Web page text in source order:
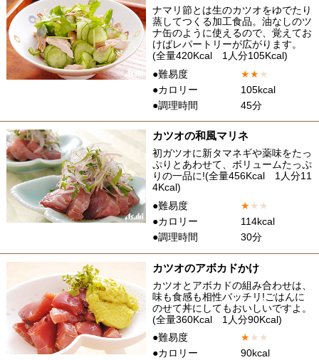
ナマリ節とは生のカツオをゆでたり
蒸してつくる加工食品。油なしのツ
ナ缶のように使えるので、覚えてお
けばレパートリーが広がります。
(全量420Kcal 1人分105Kcal)
●難易度
★★★
●カロリー
105kcal
●調理時間
45分
カツオの和風マリネ
初ガツオに新タマネギや薬味をたっ
ぷりとあわせて、ボリュームたっぷ
りの一品に!(全量456Kcal 1人分11
4Kcal)
●難易度
★★ ★
●カロリー
114kcal
●調理時間
30分
カツオのアボカドかけ
カツオとアボカドの組み合わせは、
味も食感も相性バッチリ!ごはんに
のせて丼にしてもおいしいですよ。
(全量360Kcal 1人分90Kcal)
●難易度
★★ ★
●カロリー
90kcal